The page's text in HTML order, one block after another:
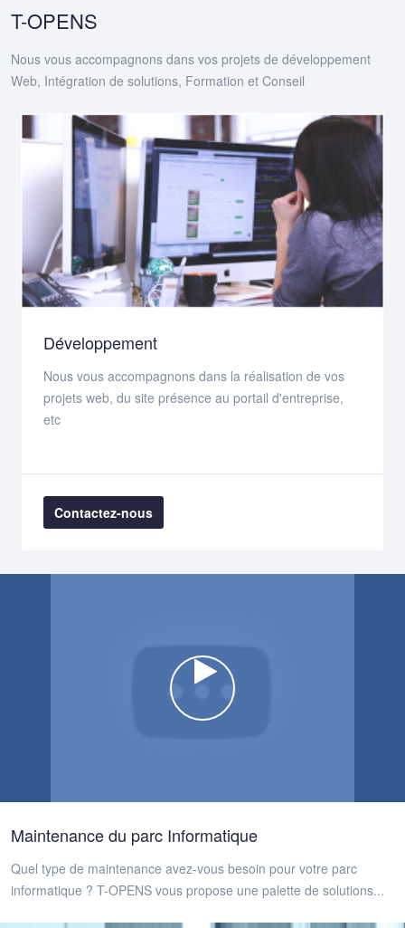
T-OPENS
Nous vous accompagnons dans vos projets de développement
Web, Intégration de solutions, Formation et Conseil
Développement
Nous vous accompagnons dans la réalisation de vos
projets web, du site présence au portail d'entreprise,
etc
Contactez-nous
Watch the video
Maintenance du parc Informatique
Quel type de maintenance avez-vous besoin pour votre parc
informatique ? T-OPENS vous propose une palette de solutions...